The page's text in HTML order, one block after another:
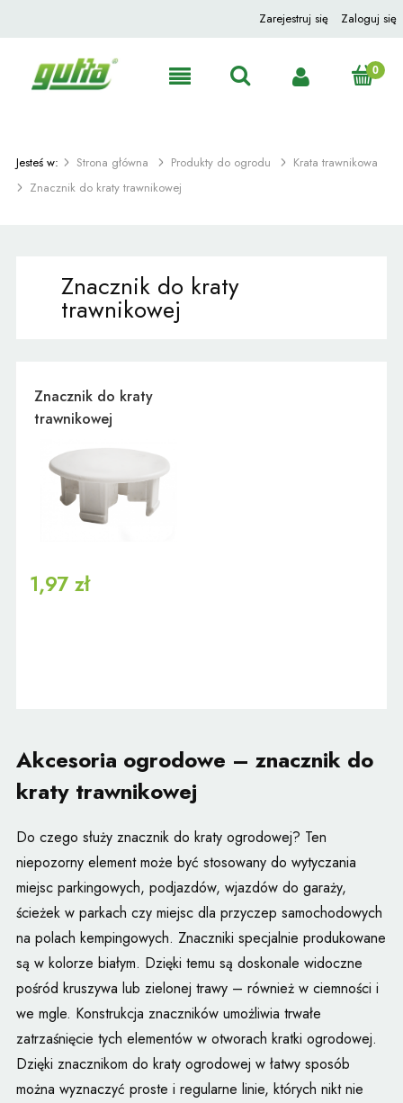
Zarejestruj się Zaloguj się
Jesteś w: Strona główna Produkty do ogrodu
Krata trawnikowa
Znacznik do kraty trawnikowej
Znacznik do kraty
trawnikowej
Znacznik do kraty
trawnikowej
1,97 zł
Akcesoria ogrodowe – znacznik do
kraty trawnikowej
Do czego służy znacznik do kraty ogrodowej? Ten
niepozorny element może być stosowany do wytyczania
miejsc parkingowych, podjazdów, wjazdów do garaży,
ścieżek w parkach czy miejsc dla przyczep samochodowych
na polach kempingowych. Znaczniki specjalnie produkowane
są w kolorze białym. Dzięki temu są doskonale widoczne
pośród kruszywa lub zielonej trawy – również w ciemności i
we mgle. Konstrukcja znaczników umożliwia trwałe
zatrzaśnięcie tych elementów w otworach kratki ogrodowej.
Dzięki znacznikom do kraty ogrodowej w łatwy sposób
można wyznaczyć proste i regularne linie, których nikt nie